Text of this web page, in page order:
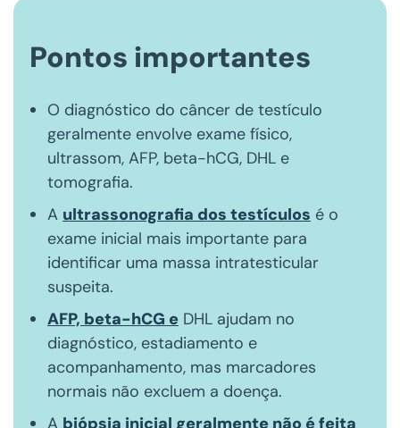
Pontos importantes
O diagnóstico do câncer de testículo
geralmente envolve exame físico,
ultrassom, AFP, beta-hCG, DHL e
tomografia.
A ultrassonografia dos testículos é o
exame inicial mais importante para
identificar uma massa intratesticular
suspeita.
AFP, beta-hCG e DHL ajudam no
diagnóstico, estadiamento e
acompanhamento, mas marcadores
normais não excluem a doença.
A biópsia inicial geralmente não é feita